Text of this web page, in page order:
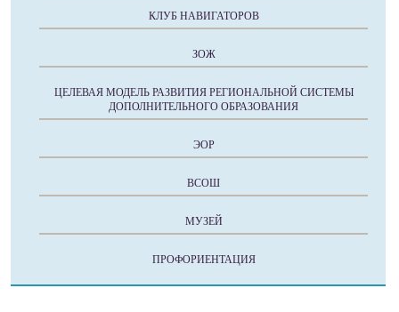
КЛУБ НАВИГАТОРОВ
ЗОЖ
ЦЕЛЕВАЯ МОДЕЛЬ РАЗВИТИЯ РЕГИОНАЛЬНОЙ СИСТЕМЫ
ДОПОЛНИТЕЛЬНОГО ОБРАЗОВАНИЯ
ЭОР
ВСОШ
МУЗЕЙ
ПРОФОРИЕНТАЦИЯ